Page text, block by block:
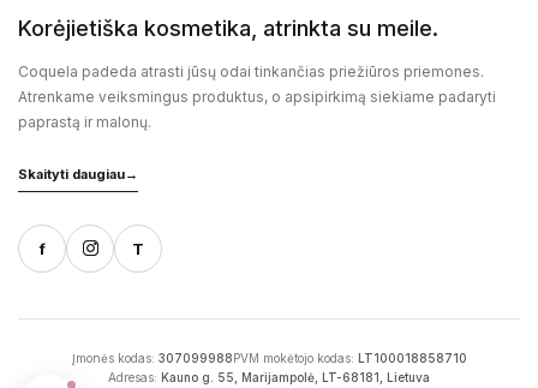
Korėjietiška kosmetika, atrinkta su meile.
Coquela padeda atrasti jūsų odai tinkančias priežiūros priemones.
Atrenkame veiksmingus produktus, o apsipirkimą siekiame padaryti
paprastą ir malonų.
Skaityti daugiau→
f T
Įmonės kodas: 307099988PVM mokėtojo kodas: LT100018858710
Adresas: Kauno g. 55, Marijampolė, LT-68181, Lietuva